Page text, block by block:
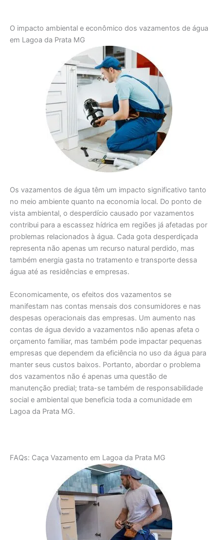
O impacto ambiental e econômico dos vazamentos de água
em Lagoa da Prata MG
Os vazamentos de água têm um impacto significativo tanto
no meio ambiente quanto na economia local. Do ponto de
vista ambiental, o desperdício causado por vazamentos
contribui para a escassez hídrica em regiões já afetadas por
problemas relacionados à água. Cada gota desperdiçada
representa não apenas um recurso natural perdido, mas
também energia gasta no tratamento e transporte dessa
água até as residências e empresas.
Economicamente, os efeitos dos vazamentos se
manifestam nas contas mensais dos consumidores e nas
despesas operacionais das empresas. Um aumento nas
contas de água devido a vazamentos não apenas afeta o
orçamento familiar, mas também pode impactar pequenas
empresas que dependem da eficiência no uso da água para
manter seus custos baixos. Portanto, abordar o problema
dos vazamentos não é apenas uma questão de
manutenção predial; trata-se também de responsabilidade
social e ambiental que beneficia toda a comunidade em
Lagoa da Prata MG.
FAQs: Caça Vazamento em Lagoa da Prata MG